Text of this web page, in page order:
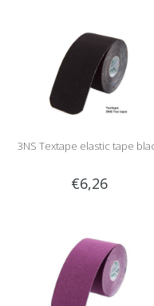
3NS Textape elastic tape
€6,26